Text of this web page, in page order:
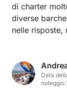
di charter
diverse
nelle risposte,
Data
noleggio